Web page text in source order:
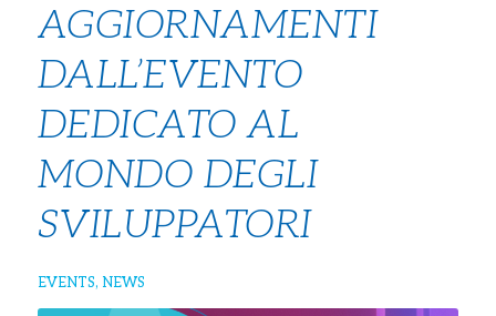
AGGIORNAMENTI
DALL’EVENTO
DEDICATO AL
MONDO DEGLI
SVILUPPATORI
EVENTS, NEWS